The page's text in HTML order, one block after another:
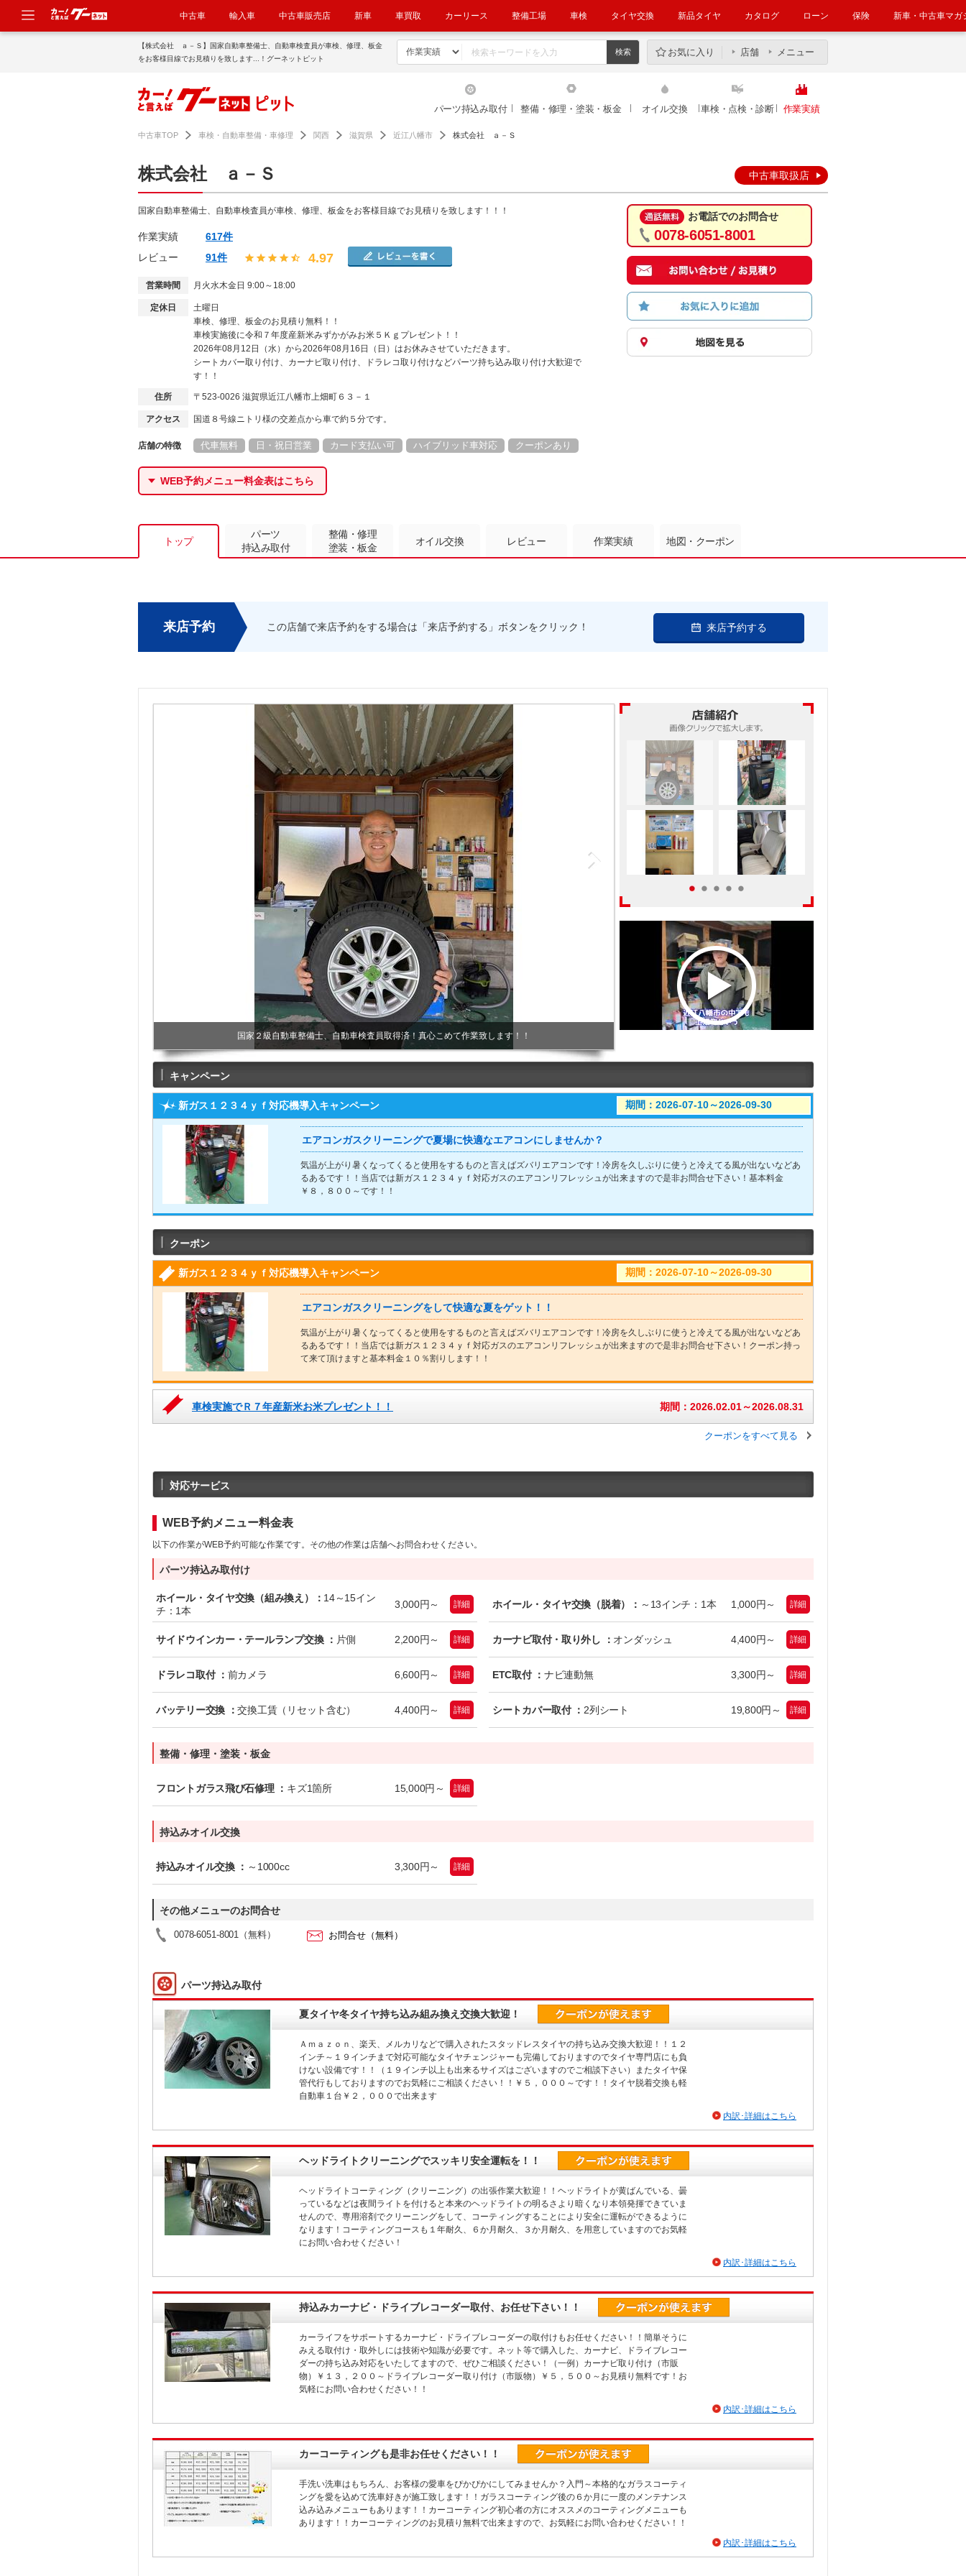
中古車 輸入車 中古車販売店 新車 車買取 カーリース 整備工場 車検 タイヤ交換 新品タイヤ カタログ ローン 保険 新車・中古車マガ
【株式会社 ａ－Ｓ】国家自動車整備士、自動車検査員が車検、修理、板金
をお客様目線でお見積りを致します...！グーネットピット
お気に入り 店舗 メニュー
パーツ持込み取付 整備・修理・塗装・板金 オイル交換 車検・点検・診断 作業実績
中古車TOP 車検・自動車整備・車修理 関西 滋賀県 近江八幡市 株式会社 ａ－Ｓ
株式会社 ａ－Ｓ 中古車取扱店
国家自動車整備士、自動車検査員が車検、修理、板金をお客様目線でお見積りを致します！！！
作業実績
617件
レビュー
91件 4.97
営業時間 月火水木金日 9:00～18:00
定休日
土曜日
車検、修理、板金のお見積り無料！！
車検実施後に令和７年度産新米みずかがみお米５Ｋｇプレゼント！！
2026年08月12日（水）から2026年08月16日（日）はお休みさせていただきます。
シートカバー取り付け、カーナビ取り付け、ドラレコ取り付けなどパーツ持ち込み取り付け大歓迎で
す！！
住所 〒523-0026 滋賀県近江八幡市上畑町６３－１
アクセス 国道８号線ニトリ様の交差点から車で約５分です。
店舗の特徴 代車無料 日・祝日営業 カード支払い可 ハイブリッド車対応 クーポンあり
WEB予約メニュー料金表はこちら
お電話でのお問合せ
0078-6051-8001
トップ
パーツ
持込み取付
整備・修理
塗装・板金
オイル交換 レビュー 作業実績 地図・クーポン
来店予約 この店舗で来店予約をする場合は「来店予約する」ボタンをクリック！ 来店予約する
国家２級自動車整備士、自動車検査員取得済！真心こめて作業致します！！
キャンペーン
新ガス１２３４ｙｆ対応機導入キャンペーン 期間：2026-07-10～2026-09-30
エアコンガスクリーニングで夏場に快適なエアコンにしませんか？
気温が上がり暑くなってくると使用をするものと言えばズバリエアコンです！冷房を久しぶりに使うと冷えてる風が出ないなどあ
るあるです！！当店では新ガス１２３４ｙｆ対応ガスのエアコンリフレッシュが出来ますので是非お問合せ下さい！基本料金
￥８，８００～です！！
クーポン
新ガス１２３４ｙｆ対応機導入キャンペーン 期間：2026-07-10～2026-09-30
エアコンガスクリーニングをして快適な夏をゲット！！
気温が上がり暑くなってくると使用をするものと言えばズバリエアコンです！冷房を久しぶりに使うと冷えてる風が出ないなどあ
るあるです！！当店では新ガス１２３４ｙｆ対応ガスのエアコンリフレッシュが出来ますので是非お問合せ下さい！クーポン持っ
て来て頂けますと基本料金１０％割りします！！
車検実施でＲ７年産新米お米プレゼント！！ 期間：2026.02.01～2026.08.31
クーポンをすべて見る
対応サービス
WEB予約メニュー料金表
以下の作業がWEB予約可能な作業です。その他の作業は店舗へお問合わせください。
パーツ持込み取付け
ホイール・タイヤ交換（組み換え）： 14～15イン
チ：1本
3,000円～ 詳細 ホイール・タイヤ交換（脱着）： ～13インチ：1本 1,000円～ 詳細
サイドウインカー・テールランプ交換 ： 片側 2,200円～ 詳細 カーナビ取付・取り外し ： オンダッシュ 4,400円～ 詳細
ドラレコ取付 ： 前カメラ 6,600円～ 詳細 ETC取付 ：ナビ連動無 3,300円～ 詳細
バッテリー交換 ：交換工賃（リセット含む） 4,400円～ 詳細 シートカバー取付 ： 2列シート 19,800円～ 詳細
整備・修理・塗装・板金
フロントガラス飛び石修理 ： キズ1箇所 15,000円～ 詳細
持込みオイル交換
持込みオイル交換 ： ～1000cc 3,300円～ 詳細
その他メニューのお問合せ
0078-6051-8001 （無料） お問合せ （無料）
パーツ持込み取付
夏タイヤ冬タイヤ持ち込み組み換え交換大歓迎！
Ａｍａｚｏｎ、楽天、メルカリなどで購入されたスタッドレスタイヤの持ち込み交換大歓迎！！１２
インチ～１９インチまで対応可能なタイヤチェンジャーも完備しておりますのでタイヤ専門店にも負
けない設備です！！（１９インチ以上も出来るサイズはございますのでご相談下さい）またタイヤ保
管代行もしておりますのでお気軽にご相談ください！！￥５，０００～です！！タイヤ脱着交換も軽
自動車１台￥２，０００で出来ます
内訳･詳細はこちら
ヘッドライトクリーニングでスッキリ安全運転を！！
ヘッドライトコーティング（クリーニング）の出張作業大歓迎！！ヘッドライトが黄ばんでいる、曇
っているなどは夜間ライトを付けると本来のヘッドライトの明るさより暗くなり本領発揮できていま
せんので、専用溶剤でクリーニングをして、コーティングすることにより安全に運転ができるように
なります！コーティングコースも１年耐久、６か月耐久、３か月耐久、を用意していますのでお気軽
にお問い合わせください！
内訳･詳細はこちら
持込みカーナビ・ドライブレコーダー取付、お任せ下さい！！
カーライフをサポートするカーナビ・ドライブレコーダーの取付けもお任せください！！簡単そうに
みえる取付け・取外しには技術や知識が必要です。ネット等で購入した、カーナビ、ドライブレコー
ダーの持ち込み対応をいたしてますので、ぜひご相談ください！（一例）カーナビ取り付け（市販
物）￥１３，２００～ドライブレコーダー取り付け（市販物）￥５，５００～お見積り無料です！お
気軽にお問い合わせください！！
内訳･詳細はこちら
カーコーティングも是非お任せください！！
手洗い洗車はもちろん、お客様の愛車をぴかぴかにしてみませんか？入門～本格的なガラスコーティ
ングを愛を込めて洗車好きが施工致します！！ガラスコーティング後の６か月に一度のメンテナンス
込み込みメニューもあります！！カーコーティング初心者の方にオススメのコーティングメニューも
あります！！カーコーティングのお見積り無料で出来ますので、お気軽にお問い合わせください！！
内訳･詳細はこちら